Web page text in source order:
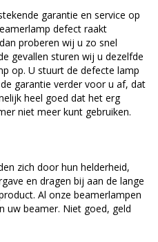
garantie en service op
defect raakt
proberen wij u zo snel
gevallen sturen wij u dezelfde
op. U stuurt de defecte lamp
garantie verder voor u af, dat
heel goed dat het erg
niet meer kunt gebruiken.
zich door hun helderheid,
en dragen bij aan de lange
Al onze beamerlampen
uw beamer. Niet goed, geld